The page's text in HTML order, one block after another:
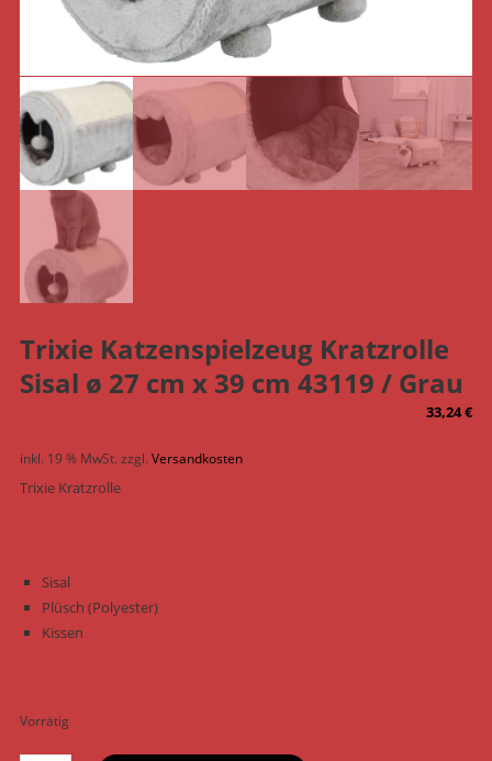
Trixie Katzenspielzeug Kratzrolle
Sisal ø 27 cm x 39 cm 43119 / Grau
33,24€
inkl. 19 % MwSt. zzgl. Versandkosten
Trixie Kratzrolle
Sisal
Plüsch (Polyester)
Kissen
Vorrätig